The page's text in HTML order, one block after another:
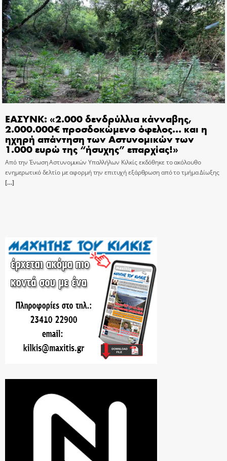
ΕΑΣΥΝΚ: «2.000 δενδρύλλια κάνναβης,
2.000.000€ προσδοκώμενο όφελος… και η
ηχηρή απάντηση των Αστυνομικών των
1.000 ευρώ της “ήσυχης” επαρχίας!»
Από την Ένωση Αστυνομικών Υπαλλήλων Κιλκίς εκδόθηκε το ακόλουθο
ενημερωτικό δελτίο με αφορμή την επιτυχή εξάρθρωση από το τμήμα Δίωξης
[…]